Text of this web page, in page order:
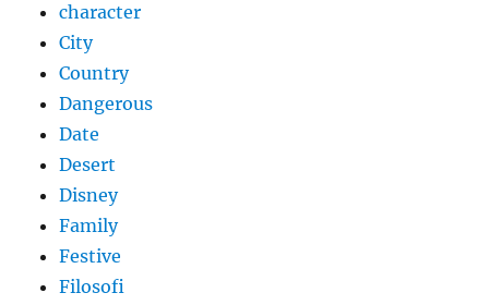
character
City
Country
Dangerous
Date
Desert
Disney
Family
Festive
Filosofi